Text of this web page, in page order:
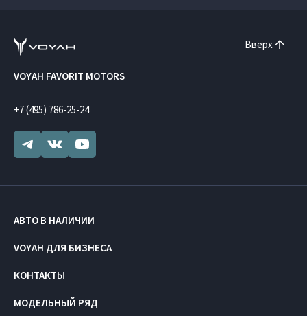
Вверх
VOYAH FAVORIT MOTORS
+7 (495) 786-25-24
АВТО В НАЛИЧИИ
VOYAH ДЛЯ БИЗНЕСА
КОНТАКТЫ
МОДЕЛЬНЫЙ РЯД